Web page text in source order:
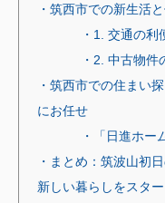
・筑西市での新生活
・1. 交通の利
・2. 中古物件
・筑西市での住まい
にお任せ
・「日進ホー
・まとめ：筑波山初
新しい暮らしをスタ